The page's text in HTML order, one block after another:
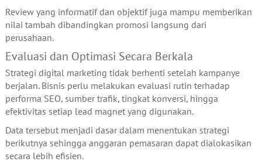
Review yang informatif dan objektif juga mampu memberikan
nilai tambah dibandingkan promosi langsung dari
perusahaan.
Evaluasi dan Optimasi Secara Berkala
Strategi digital marketing tidak berhenti setelah kampanye
berjalan. Bisnis perlu melakukan evaluasi rutin terhadap
performa SEO, sumber trafik, tingkat konversi, hingga
efektivitas setiap lead magnet yang digunakan.
Data tersebut menjadi dasar dalam menentukan strategi
berikutnya sehingga anggaran pemasaran dapat dialokasikan
secara lebih efisien.